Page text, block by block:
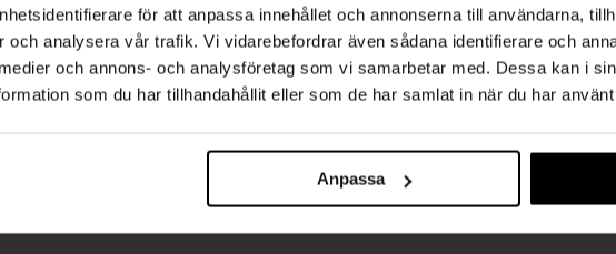
för att anpassa innehållet och annonserna till användarna,
och analysera vår trafik. Vi vidarebefordrar även sådana identifierare och
och annons- och analysföretag som vi samarbetar med. Dessa kan i
som du har tillhandahållit eller som de har samlat in när du har
Anpassa